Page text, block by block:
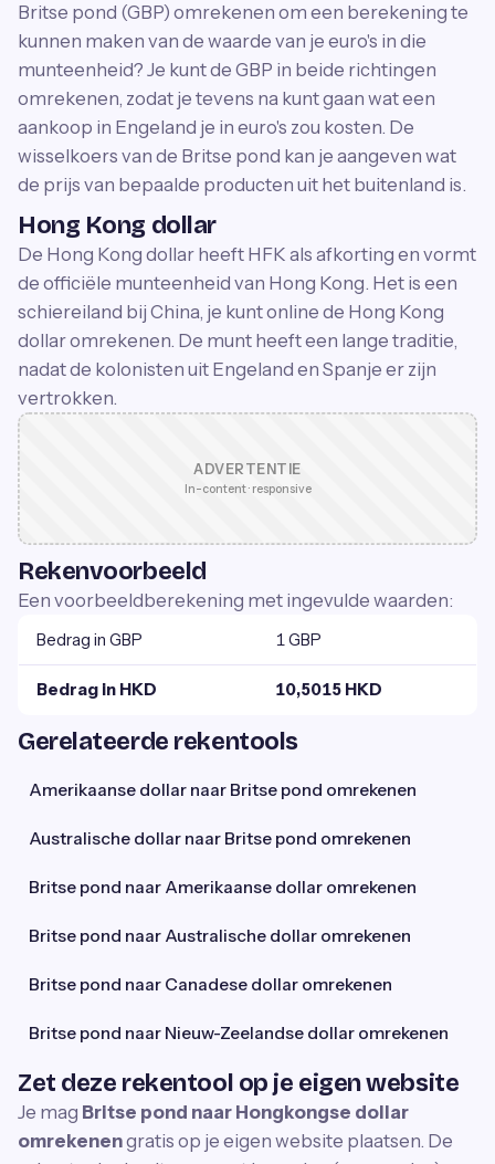
Britse pond (GBP) omrekenen om een berekening te
kunnen maken van de waarde van je euro's in die
munteenheid? Je kunt de GBP in beide richtingen
omrekenen, zodat je tevens na kunt gaan wat een
aankoop in Engeland je in euro's zou kosten. De
wisselkoers van de Britse pond kan je aangeven wat
de prijs van bepaalde producten uit het buitenland is.
Hong Kong dollar
De Hong Kong dollar heeft HFK als afkorting en vormt
de officiële munteenheid van Hong Kong. Het is een
schiereiland bij China, je kunt online de Hong Kong
dollar omrekenen. De munt heeft een lange traditie,
nadat de kolonisten uit Engeland en Spanje er zijn
vertrokken.
ADVERTENTIE
In-content · responsive
Rekenvoorbeeld
Een voorbeeldberekening met ingevulde waarden:
Bedrag in GBP 1 GBP
Bedrag in HKD 10,5015 HKD
Gerelateerde rekentools
Amerikaanse dollar naar Britse pond omrekenen
Australische dollar naar Britse pond omrekenen
Britse pond naar Amerikaanse dollar omrekenen
Britse pond naar Australische dollar omrekenen
Britse pond naar Canadese dollar omrekenen
Britse pond naar Nieuw-Zeelandse dollar omrekenen
Zet deze rekentool op je eigen website
Je mag Britse pond naar Hongkongse dollar
omrekenengratis op je eigen website plaatsen. De